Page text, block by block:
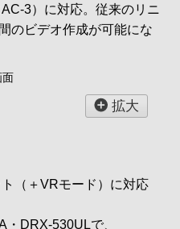
3）に対応。従来のリニ
のビデオ作成が可能にな
拡大
（＋VRモード）に対応
DRX-530ULで、